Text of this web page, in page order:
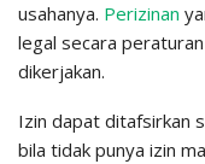
usahanya. Perizinan
legal secara
dikerjakan.
Izin dapat ditafsirkan
bila tidak punya izin